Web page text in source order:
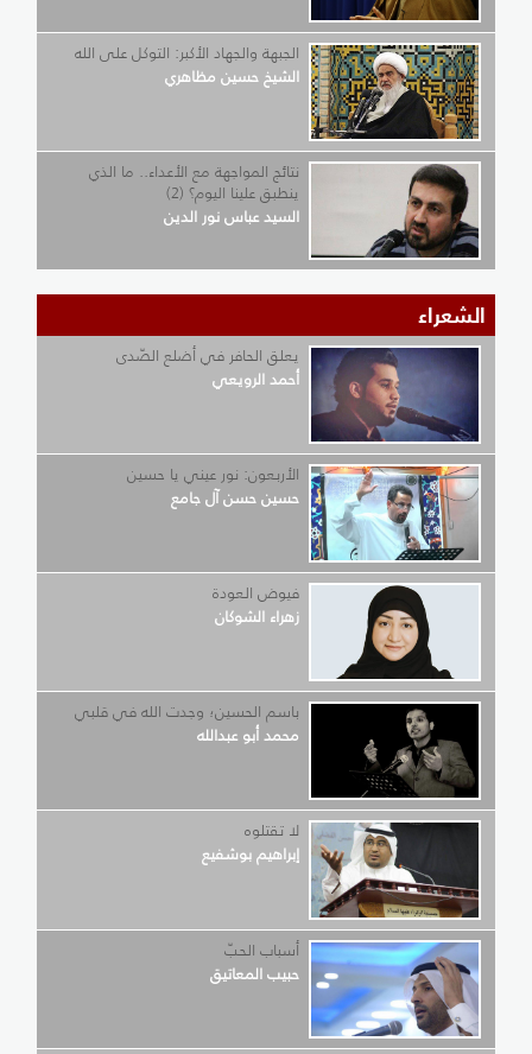
الجبهة والجهاد الأكبر: التوكل على الله
الشيخ حسين مظاهري
نتائج المواجهة مع الأعداء.. ما الذي
ينطبق علينا اليوم؟ (2)
السيد عباس نور الدين
الشعراء
يعلق الحافر في أضلع الصّدى
أحمد الرويعي
الأربعون: نور عيني يا حسين
حسين حسن آل جامع
فيوض العودة
زهراء الشوكان
باسم الحسين؛ وجدت الله في قلبي
محمد أبو عبدالله
لا تقتلوه
إبراهيم بوشفيع
أسباب الحبّ
حبيب المعاتيق